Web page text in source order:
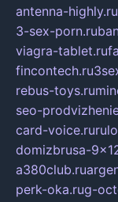
antenna-highly.ru
3-sex-porn.ru
viagra-tablet.ru
fincontech.ru
rebus-toys.ru
seo-
card-voice.ru
domizbrusa-
a380club.ru
perk-oka.rug-